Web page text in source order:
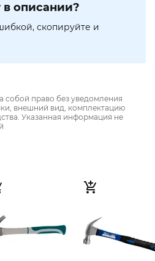
описании?
скопируйте и
собой право без уведомления
внешний вид, комплектацию
Указанная информация не